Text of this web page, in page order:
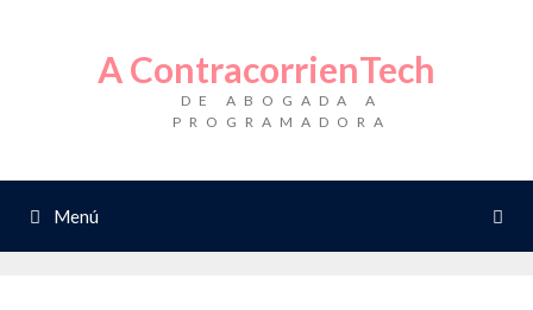
A ContracorrienTech
DE ABOGADA A
PROGRAMADORA
Menú